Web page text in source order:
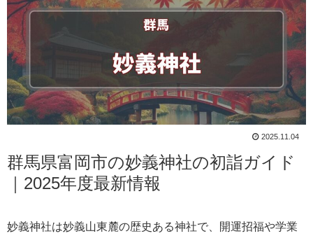
2025.11.04
群馬県富岡市の妙義神社の初詣ガイド
｜2025年度最新情報
妙義神社は妙義山東麓の歴史ある神社で、開運招福や学業